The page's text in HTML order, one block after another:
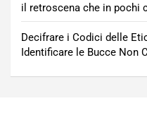
il retroscena che in pochi
Decifrare i Codici delle
Identificare le Bucce Non